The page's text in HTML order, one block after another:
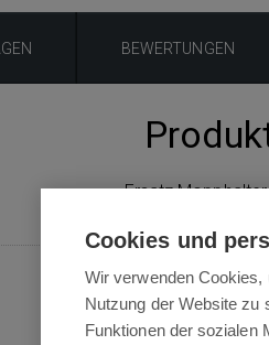
BEWERTUNGEN
Ersatz
Cookies und
Wir verwenden Cookies,
Nutzung der Website zu
Funktionen der sozialen